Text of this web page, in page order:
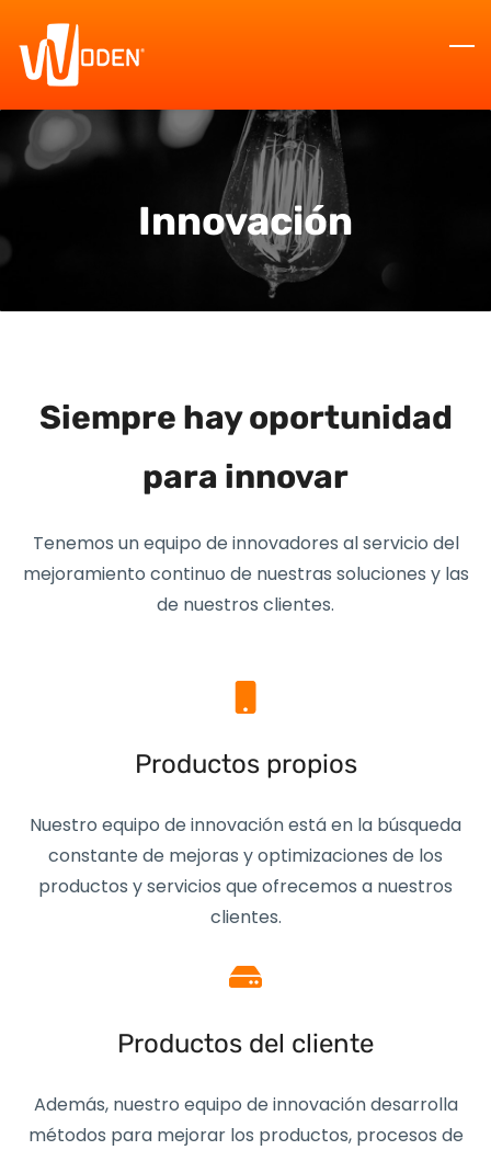
main
content
Innovación
Siempre hay oportunidad
para innovar
Tenemos un equipo de innovadores al servicio del
mejoramiento continuo de nuestras soluciones y las
de nuestros clientes.
Productos propios
Nuestro equipo de innovación está en la búsqueda
constante de mejoras y optimizaciones de los
productos y servicios que ofrecemos a nuestros
clientes.
Productos del cliente
Además, nuestro equipo de innovación desarrolla
métodos para mejorar los productos, procesos de